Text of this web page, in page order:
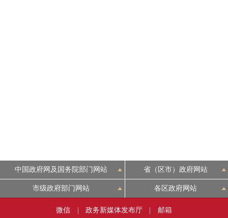
中国政府网及国务院部门网站 省（区市）政府网站
市级政府部门网站 各区政府网站
微信 政务新媒体发布厅 邮箱